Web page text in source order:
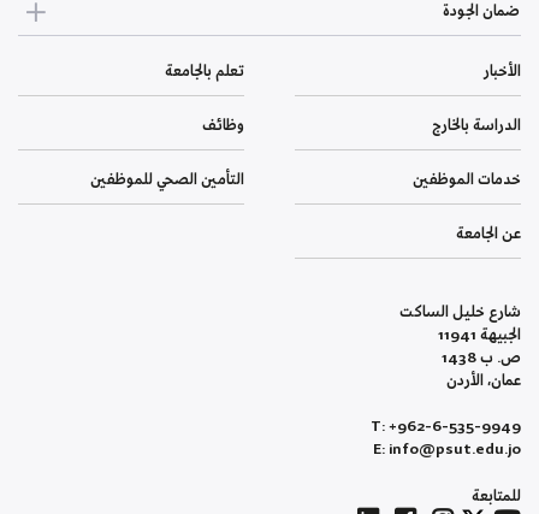
ضمان الجودة
الأخبار تعلم بالجامعة
الدراسة بالخارج وظائف
خدمات الموظفين التأمين الصحي للموظفين
عن الجامعة
شارع خليل الساكت
الجبيهة 11941
ص. ب 1438
عمان، الأردن
T: +962-6-535-9949
E: info@psut.edu.jo
للمتابعة